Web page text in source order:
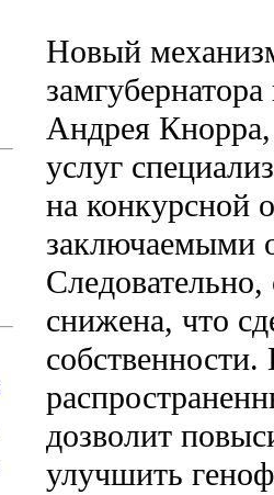
Новый
Андрея Кнорра,
услуг
на конкурсной
заключаемыми
снижена, что
собственности.
дозволит
улучшить